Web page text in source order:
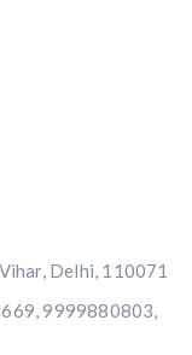
Delhi, 110071
9999880803,